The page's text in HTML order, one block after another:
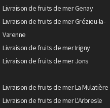
Livraison de fruits de mer Genay
Livraison de fruits de mer Grézieu-la-
Varenne
Livraison de fruits de mer Irigny
Livraison de fruits de mer Jons
Livraison de fruits de mer La Mulatière
Livraison de fruits de mer L'Arbresle